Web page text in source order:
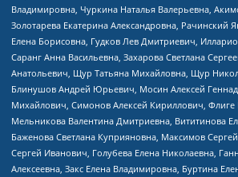
Владимировна, Чуркина Наталья Валерьевна,
Золотарева Екатерина Александровна, Рачинский
Елена Борисовна, Гудков Лев Дмитриевич,
Саранг Анна Васильевна, Захарова Светлана
Анатольевич, Щур Татьяна Михайловна, Щур
Блинушов Андрей Юрьевич, Мосин Алексей
Михайлович, Симонов Алексей Кириллович, Флиге
Мельникова Валентина Дмитриевна, Вититинова
Баженова Светлана Куприяновна, Максимов
Сергей Иванович, Голубева Елена Николаевна,
Алексеевна, Закс Елена Владимировна, Буртина